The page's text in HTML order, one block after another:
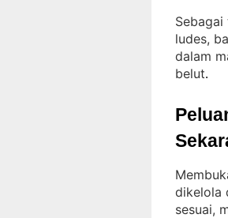
ludes,
dalam
belut.
dikelola
sesuai,